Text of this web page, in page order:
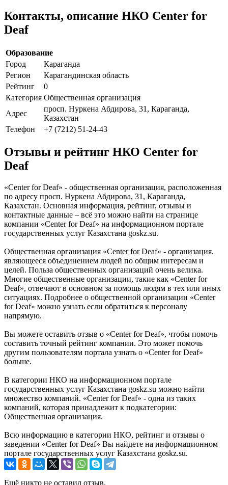
Контакты, описание НКО Center for
Deaf
Образование
Город
Караганда
Регион
Карагандинская область
Рейтинг
0
Категория Общественная организация
Адрес
просп. Нуркена Абдирова, 31, Караганда,
Казахстан
Телефон
+7 (7212) 51-24-43
Отзывы и рейтинг НКО Center for
Deaf
«Center for Deaf» - общественная организация, расположенная
по адресу просп. Нуркена Абдирова, 31, Караганда,
Казахстан. Основная информация, рейтинг, отзывы и
контактные данные – всё это можно найти на странице
компании «Center for Deaf» на информационном портале
государственных услуг Казахстана goskz.su.
Общественная организация «Center for Deaf» - организация,
являющееся объединением людей по общим интересам и
целей. Польза общественных организаций очень велика.
Многие общественные организации, такие как «Center for
Deaf», отвечают в основном за помощь людям в тех или иных
ситуациях. Подробнее о общественной организации «Center
for Deaf» можно узнать если обратиться к персоналу
напрямую.
Вы можете оставить отзыв о «Center for Deaf», чтобы помочь
составить точный рейтинг компании. Это может помочь
другим пользователям портала узнать о «Center for Deaf»
больше.
В категории НКО на информационном портале
государственных услуг Казахстана goskz.su можно найти
множество компаний. «Center for Deaf» - одна из таких
компаний, которая принадлежит к подкатегории:
Общественная организация.
Всю информацию в категории НКО, рейтинг и отзывы о
заведении «Center for Deaf» Вы найдете на информационном
портале государственных услуг Казахстана goskz.su.
Ещё никто не оставил отзыв.